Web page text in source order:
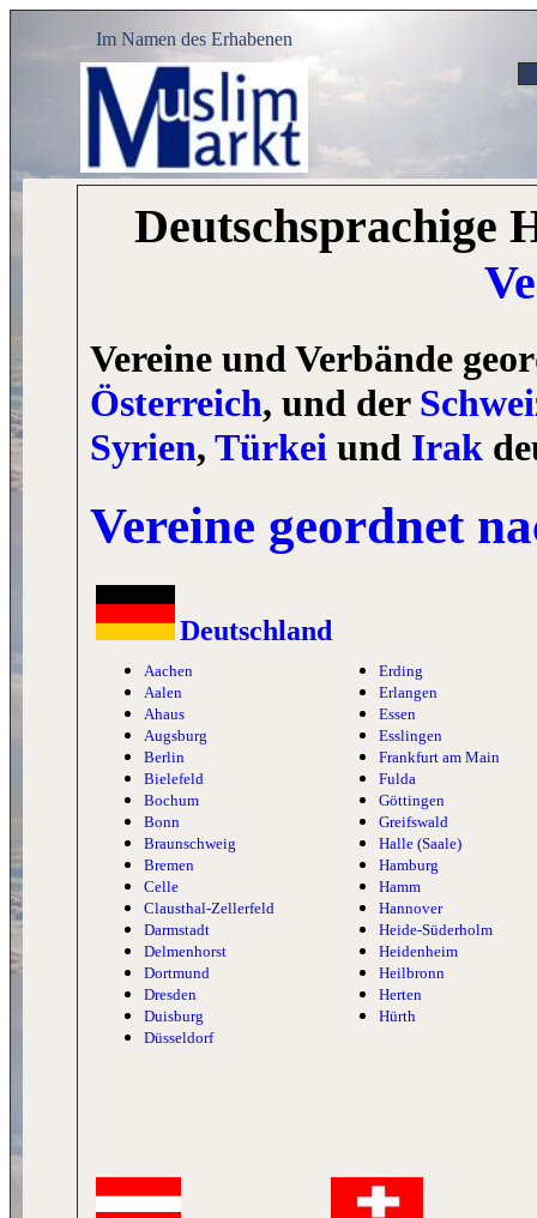
Im Namen des Erhabenen
Deutschsprachige
Vereine und Verbände
Österreich, und der
Syrien, Türkei und Irak
Vereine geordnet
Deutschland
Aachen
Aalen
Ahaus
Augsburg
Berlin
Bielefeld
Bochum
Bonn
Braunschweig
Bremen
Celle
Clausthal-Zellerfeld
Darmstadt
Delmenhorst
Dortmund
Dresden
Duisburg
Düsseldorf
Erding
Erlangen
Essen
Esslingen
Frankfurt am Main
Fulda
Göttingen
Greifswald
Halle (Saale)
Hamburg
Hamm
Hannover
Heide-Süderholm
Heidenheim
Heilbronn
Herten
Hürth